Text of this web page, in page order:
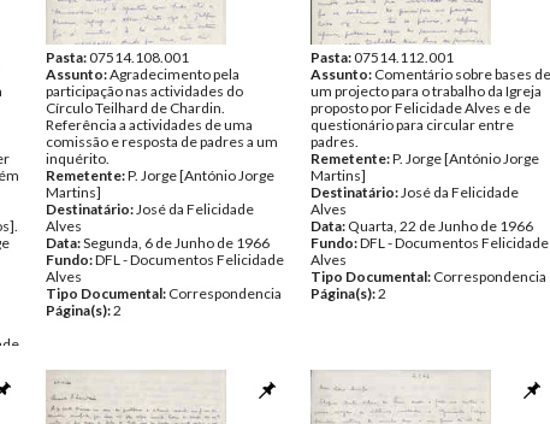
Pasta:07514.108.001
Assunto:Agradecimento pela
participação nas actividades do
Círculo Teilhard de Chardin.
Referência a actividades de uma
comissão e resposta de padres a um
inquérito.
Remetente:P. Jorge [António Jorge
Martins]
Destinatário:José da Felicidade
Alves
Data:Segunda, 6 de Junho de 1966
Fundo:DFL - Documentos Felicidade
Alves
Tipo Documental: Correspondencia
Página(s):2
Pasta:07514.112.001
Assunto: Comentário sobre bases de
um projecto para o trabalho da Igreja
proposto por Felicidade Alves e de
questionário para circular entre
padres.
Remetente:P. Jorge [António Jorge
Martins]
Destinatário:José da Felicidade
Alves
Data: Quarta, 22 de Junho de 1966
Fundo:DFL - Documentos Felicidade
Alves
Tipo Documental: Correspondencia
Página(s):2